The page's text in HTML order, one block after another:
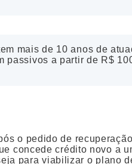
mais de 10 anos de
passivos a partir de R$
o pedido de
concede crédito novo a
para viabilizar o plano